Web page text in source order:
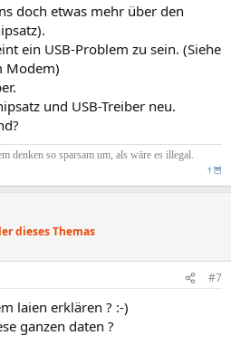
doch etwas mehr über den
ein USB-Problem zu sein. (Siehe
Modem)
und USB-Treiber neu.
denken so sparsam um, als wäre es illegal.
† 🦉
dieses Themas
#7
laien erklären ? :-)
ganzen daten ?